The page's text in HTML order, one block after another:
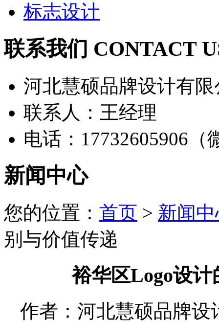
标志设计
联系我们 CONTACT
河北慧硕品牌设计有限
联系人：王经理
电话：17732605906（
新闻中心
您的位置： 首页 > 新闻
别与价值传递
裕华区Logo设
作者：河北慧硕品牌设